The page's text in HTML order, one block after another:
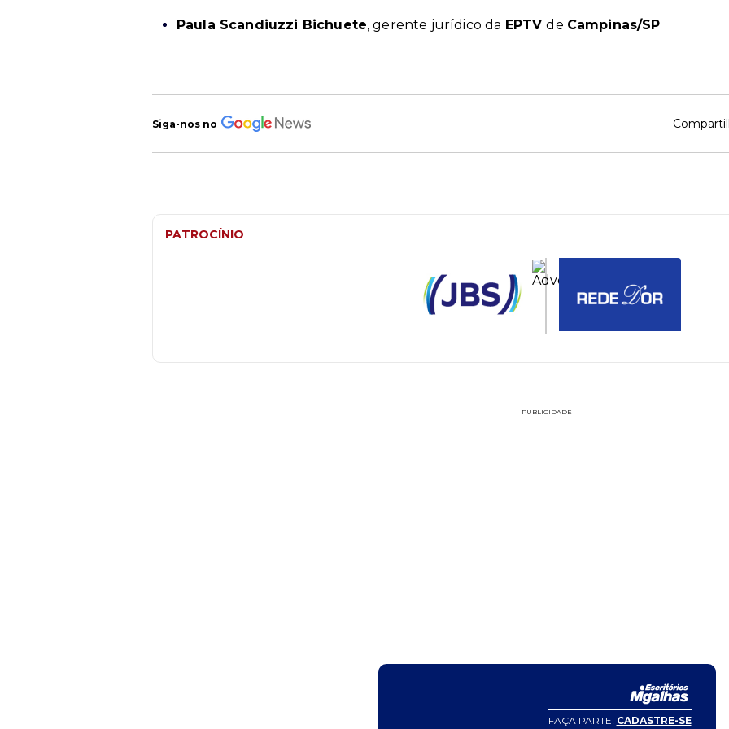
Paula Scandiuzzi Bichuete, gerente jurídico da EPTVde Campinas/SP
Siga-nos no
PATROCÍNIO
PUBLICIDADE
FAÇA PARTE! CADASTRE-SE